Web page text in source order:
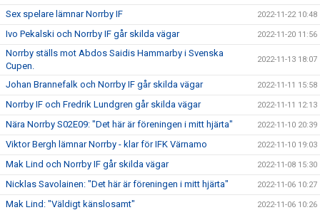
Sex spelare lämnar Norrby IF 2022-11-22 10:48
Ivo Pekalski och Norrby IF går skilda vägar 2022-11-20 11:56
Norrby ställs mot Abdos Saidis Hammarby i Svenska
Cupen.
2022-11-13 18:07
Johan Brannefalk och Norrby IF går skilda vägar 2022-11-11 15:58
Norrby IF och Fredrik Lundgren går skilda vägar 2022-11-11 12:13
Nära Norrby S02E09: "Det här är föreningen i mitt hjärta" 2022-11-10 20:39
Viktor Bergh lämnar Norrby - klar för IFK Värnamo 2022-11-10 19:03
Mak Lind och Norrby IF går skilda vägar 2022-11-08 15:30
Nicklas Savolainen: "Det här är föreningen i mitt hjärta" 2022-11-06 10:27
Mak Lind: "Väldigt känslosamt" 2022-11-06 10:26